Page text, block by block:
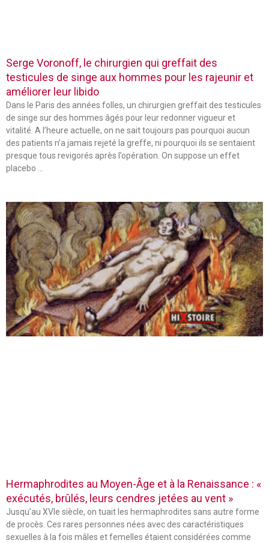
Serge Voronoff, le chirurgien qui greffait des
testicules de singe aux hommes pour les rajeunir et
améliorer leur libido
Dans le Paris des années folles, un chirurgien greffait des testicules
de singe sur des hommes âgés pour leur redonner vigueur et
vitalité. A l’heure actuelle, on ne sait toujours pas pourquoi aucun
des patients n’a jamais rejeté la greffe, ni pourquoi ils se sentaient
presque tous revigorés après l’opération. On suppose un effet
placebo …
Hermaphrodites au Moyen-Âge et à la Renaissance : «
exécutés, brûlés, leurs cendres jetées au vent »
Jusqu’au XVIe siècle, on tuait les hermaphrodites sans autre forme
de procès. Ces rares personnes nées avec des caractéristiques
sexuelles à la fois mâles et femelles étaient considérées comme